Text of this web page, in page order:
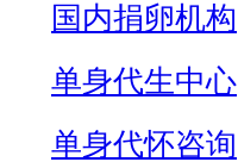
国内捐卵机构
单身代生中心
单身代怀咨询